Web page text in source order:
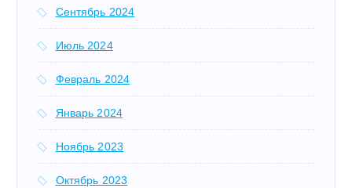
Сентябрь 2024
Июль 2024
Февраль 2024
Январь 2024
Ноябрь 2023
Октябрь 2023